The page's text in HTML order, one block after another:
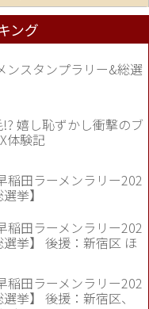
ング
ンスタンプラリー&総選
嬉し恥ずかし衝撃のブ
体験記
稲田ラーメンラリー202
挙】
稲田ラーメンラリー202
挙】 後援：新宿区 ほ
稲田ラーメンラリー202
挙】 後援：新宿区、